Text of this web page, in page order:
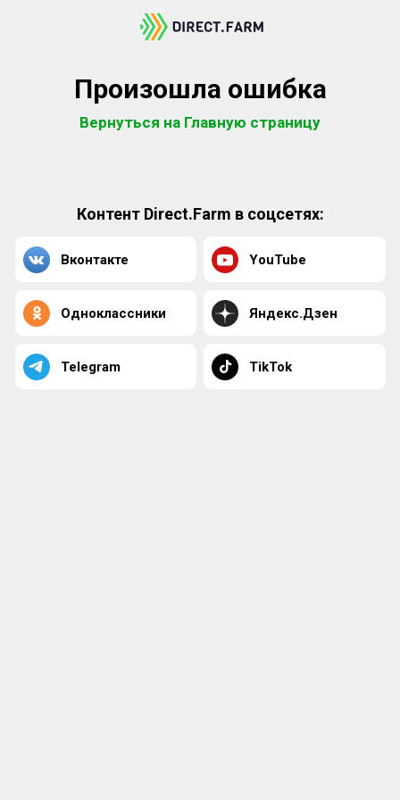
Произошла ошибка
Вернуться на Главную страницу
Контент Direct.Farm в соцсетях:
Вконтакте YouTube
Одноклассники Яндекс.Дзен
Telegram TikTok